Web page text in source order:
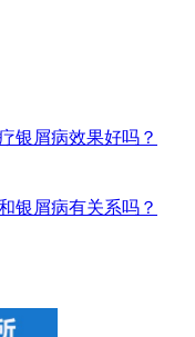
银屑病效果好吗？
银屑病有关系吗？